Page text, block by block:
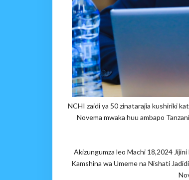
NCHI zaidi ya 50 zinatarajia kushiriki
Novema mwaka huu ambapo
Akizungumza leo Machi 18,2024
Kamshina wa Umeme na Nishati